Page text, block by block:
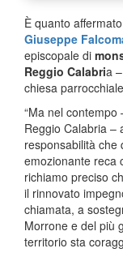
È quanto
Giuseppe
episcopale di
Reggio Calabria
chiesa
“Ma nel
Reggio Calabria –
responsabilità che
emozionante reca
richiamo preciso
il rinnovato
chiamata, a
Morrone e del più
territorio sta